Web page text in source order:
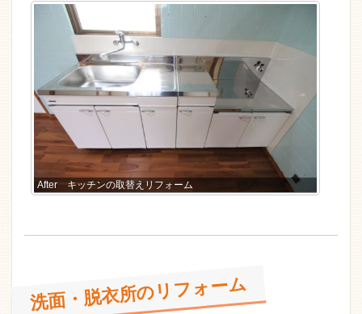
After キッチンの取替えリフォーム
洗面・脱衣所のリフォーム